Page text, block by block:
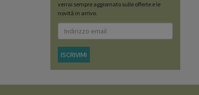
verrai sempre aggiornato sulle offerte e le
novità in arrivo.
ISCRIVIMI